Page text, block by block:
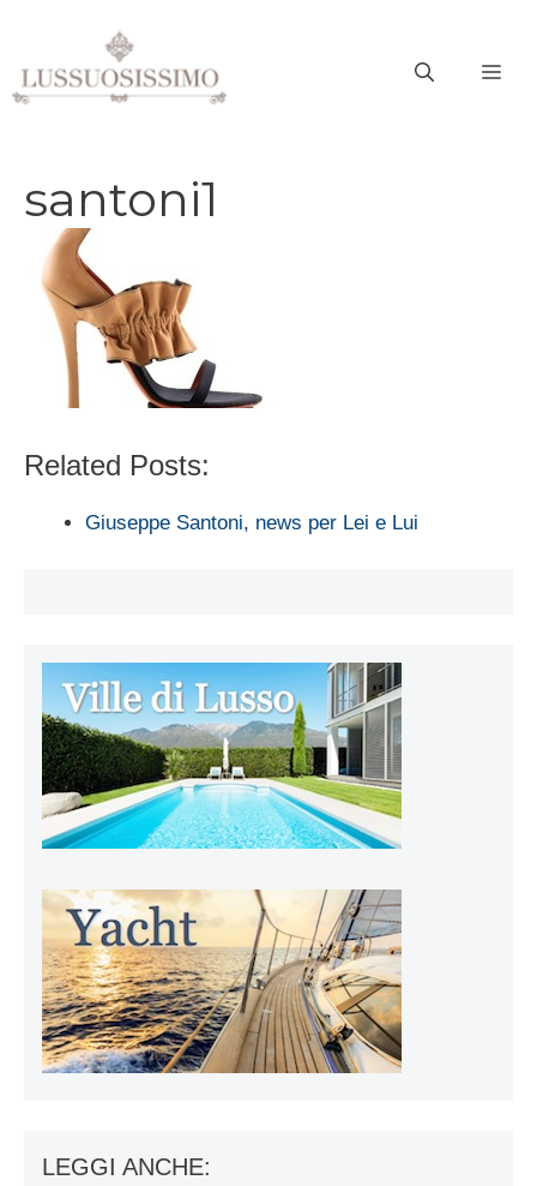
contenuto
santoni1
Related Posts:
Giuseppe Santoni, news per Lei e Lui
LEGGI ANCHE: